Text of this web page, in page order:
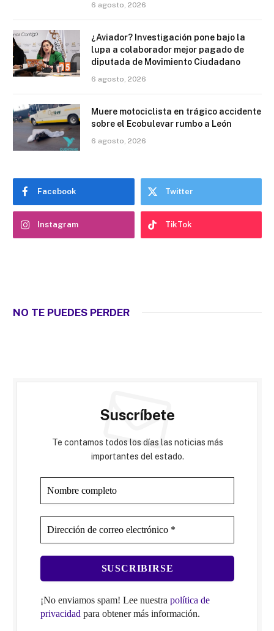
6 agosto, 2026
¿Aviador? Investigación pone bajo la
lupa a colaborador mejor pagado de
diputada de Movimiento Ciudadano
6 agosto, 2026
Muere motociclista en trágico accidente
sobre el Ecobulevar rumbo a León
6 agosto, 2026
Facebook Twitter
Instagram TikTok
NO TE PUEDES PERDER
Suscríbete
Te contamos todos los días las noticias más
importantes del estado.
¡No enviamos spam! Lee nuestra política de
privacidad para obtener más información.